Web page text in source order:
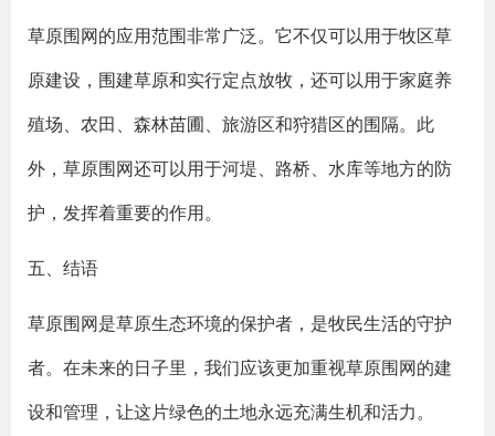
草原围网的应用范围非常广泛。它不仅可以用于牧区草
原建设，围建草原和实行定点放牧，还可以用于家庭养
殖场、农田、森林苗圃、旅游区和狩猎区的围隔。此
外，草原围网还可以用于河堤、路桥、水库等地方的防
护，发挥着重要的作用。
五、结语
草原围网是草原生态环境的保护者，是牧民生活的守护
者。在未来的日子里，我们应该更加重视草原围网的建
设和管理，让这片绿色的土地永远充满生机和活力。